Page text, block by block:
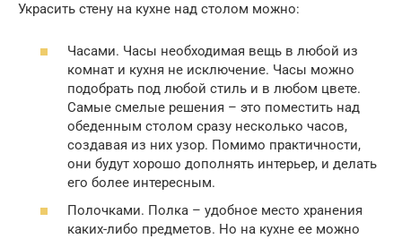
Украсить стену на кухне над столом можно:
Часами. Часы необходимая вещь в любой из
комнат и кухня не исключение. Часы можно
подобрать под любой стиль и в любом цвете.
Самые смелые решения – это поместить над
обеденным столом сразу несколько часов,
создавая из них узор. Помимо практичности,
они будут хорошо дополнять интерьер, и делать
его более интересным.
Полочками. Полка – удобное место хранения
каких-либо предметов. Но на кухне ее можно